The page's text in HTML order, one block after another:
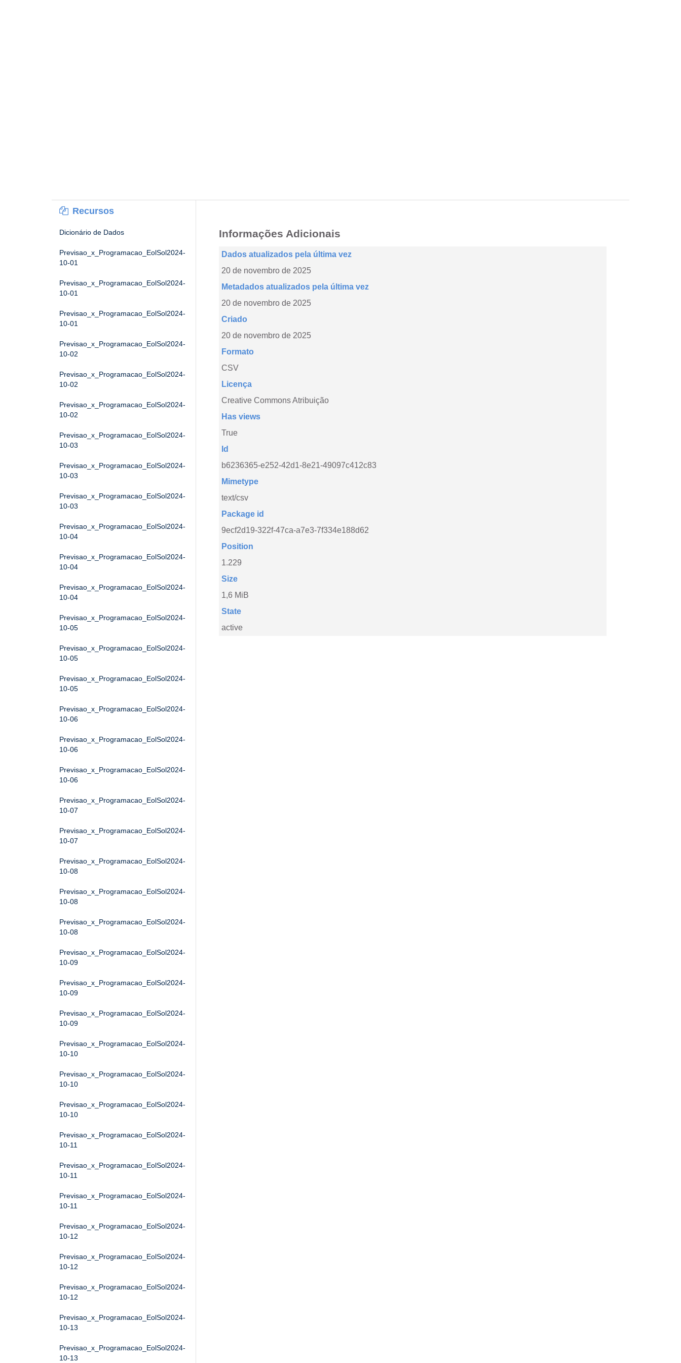
Recursos
Dicionário de Dados
Previsao_x_Programacao_EolSol2024-
10-01
Previsao_x_Programacao_EolSol2024-
10-01
Previsao_x_Programacao_EolSol2024-
10-01
Previsao_x_Programacao_EolSol2024-
10-02
Previsao_x_Programacao_EolSol2024-
10-02
Previsao_x_Programacao_EolSol2024-
10-02
Previsao_x_Programacao_EolSol2024-
10-03
Previsao_x_Programacao_EolSol2024-
10-03
Previsao_x_Programacao_EolSol2024-
10-03
Previsao_x_Programacao_EolSol2024-
10-04
Previsao_x_Programacao_EolSol2024-
10-04
Previsao_x_Programacao_EolSol2024-
10-04
Previsao_x_Programacao_EolSol2024-
10-05
Previsao_x_Programacao_EolSol2024-
10-05
Previsao_x_Programacao_EolSol2024-
10-05
Previsao_x_Programacao_EolSol2024-
10-06
Previsao_x_Programacao_EolSol2024-
10-06
Previsao_x_Programacao_EolSol2024-
10-06
Previsao_x_Programacao_EolSol2024-
10-07
Previsao_x_Programacao_EolSol2024-
10-07
Previsao_x_Programacao_EolSol2024-
10-08
Previsao_x_Programacao_EolSol2024-
10-08
Previsao_x_Programacao_EolSol2024-
10-08
Previsao_x_Programacao_EolSol2024-
10-09
Previsao_x_Programacao_EolSol2024-
10-09
Previsao_x_Programacao_EolSol2024-
10-09
Previsao_x_Programacao_EolSol2024-
10-10
Previsao_x_Programacao_EolSol2024-
10-10
Previsao_x_Programacao_EolSol2024-
10-10
Previsao_x_Programacao_EolSol2024-
10-11
Previsao_x_Programacao_EolSol2024-
10-11
Previsao_x_Programacao_EolSol2024-
10-11
Previsao_x_Programacao_EolSol2024-
10-12
Previsao_x_Programacao_EolSol2024-
10-12
Previsao_x_Programacao_EolSol2024-
10-12
Previsao_x_Programacao_EolSol2024-
10-13
Previsao_x_Programacao_EolSol2024-
10-13
Informações Adicionais
Dados atualizados pela última vez
20 de novembro de 2025
Metadados atualizados pela última vez
20 de novembro de 2025
Criado
20 de novembro de 2025
Formato
CSV
Licença
Creative Commons Atribuição
Has views
True
Id
b6236365-e252-42d1-8e21-49097c412c83
Mimetype
text/csv
Package id
9ecf2d19-322f-47ca-a7e3-7f334e188d62
Position
1.229
Size
1,6 MiB
State
active